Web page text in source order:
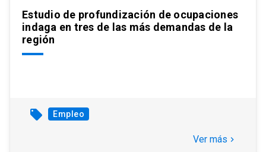
Estudio de profundización de ocupaciones
indaga en tres de las más demandas de la
región
local_offer Empleo
Ver más keyboard_arrow_right